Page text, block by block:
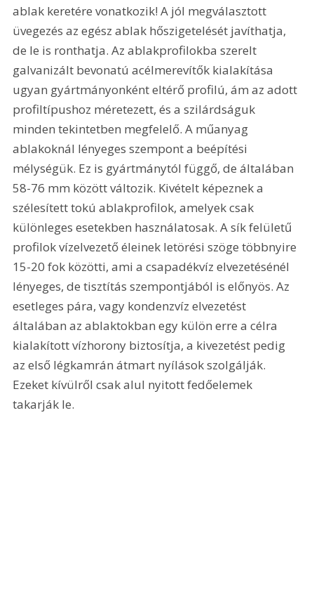
ablak keretére vonatkozik! A jól megválasztott
üvegezés az egész ablak hőszigetelését javíthatja,
de le is ronthatja. Az ablakprofilokba szerelt
galvanizált bevonatú acélmerevítők kialakítása
ugyan gyártmányonként eltérő profilú, ám az adott
profiltípushoz méretezett, és a szilárdságuk
minden tekintetben megfelelő. A műanyag
ablakoknál lényeges szempont a beépítési
mélységük. Ez is gyártmánytól függő, de általában
58-76 mm között változik. Kivételt képeznek a
szélesített tokú ablakprofilok, amelyek csak
különleges esetekben használatosak. A sík felületű
profilok vízelvezető éleinek letörési szöge többnyire
15-20 fok közötti, ami a csapadékvíz elvezetésénél
lényeges, de tisztítás szempontjából is előnyös. Az
esetleges pára, vagy kondenzvíz elvezetést
általában az ablaktokban egy külön erre a célra
kialakított vízhorony biztosítja, a kivezetést pedig
az első légkamrán átmart nyílások szolgálják.
Ezeket kívülről csak alul nyitott fedőelemek
takarják le.